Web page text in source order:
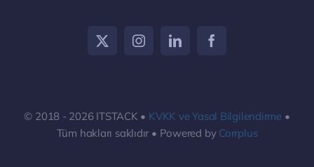
© 2018 - 2026 ITSTACK • KVKK ve Yasal Bilgilendirme•
Tüm hakları saklıdır • Powered by Corrplus